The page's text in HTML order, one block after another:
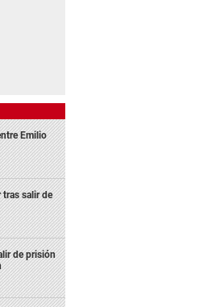
Emilio
tras salir de
de prisión